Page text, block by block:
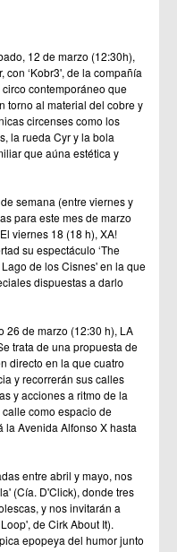
12 de marzo (12:30h),
‘Kobr3', de la compañía
contemporáneo que
torno al material del cobre y
circenses como los
la rueda Cyr y la bola
que aúna estética y
semana (entre viernes y
para este mes de marzo
viernes 18 (18 h), XA!
su espectáculo ‘The
de los Cisnes' en la que
dispuestas a darlo
26 de marzo (12:30 h), LA
trata de una propuesta de
directo en la que cuatro
y recorrerán sus calles
y acciones a ritmo de la
como espacio de
la Avenida Alfonso X hasta
entre abril y mayo, nos
(Cía. D'Click), donde tres
y nos invitarán a
de Cirk About It).
epopeya del humor junto